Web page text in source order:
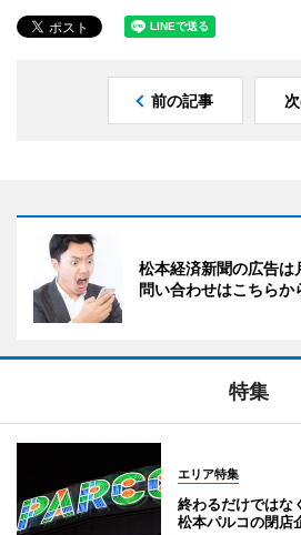
前の記事
松本経済新聞の広告
問い合わせはこちらか
特集
エリア特集
終わるだけではな
松本パルコの閉店